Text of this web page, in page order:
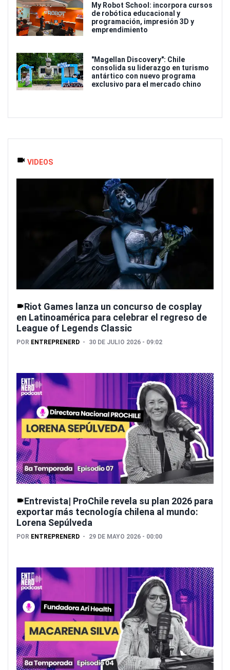
My Robot School: incorpora cursos
de robótica educacional y
programación, impresión 3D y
emprendimiento
"Magellan Discovery": Chile
consolida su liderazgo en turismo
antártico con nuevo programa
exclusivo para el mercado chino
VIDEOS
Riot Games lanza un concurso de cosplay
en Latinoamérica para celebrar el regreso de
League of Legends Classic
POR ENTREPRENERD 30 DE JULIO 2026 - 09:02
Entrevista| ProChile revela su plan 2026 para
exportar más tecnología chilena al mundo:
Lorena Sepúlveda
POR ENTREPRENERD 29 DE MAYO 2026 - 00:00